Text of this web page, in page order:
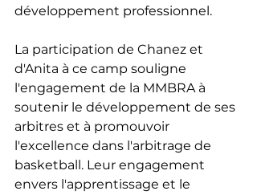
développement professionnel.
La participation de Chanez et
d'Anita à ce camp souligne
l'engagement de la MMBRA à
soutenir le développement de ses
arbitres et à promouvoir
l'excellence dans l'arbitrage de
basketball. Leur engagement
envers l'apprentissage et le